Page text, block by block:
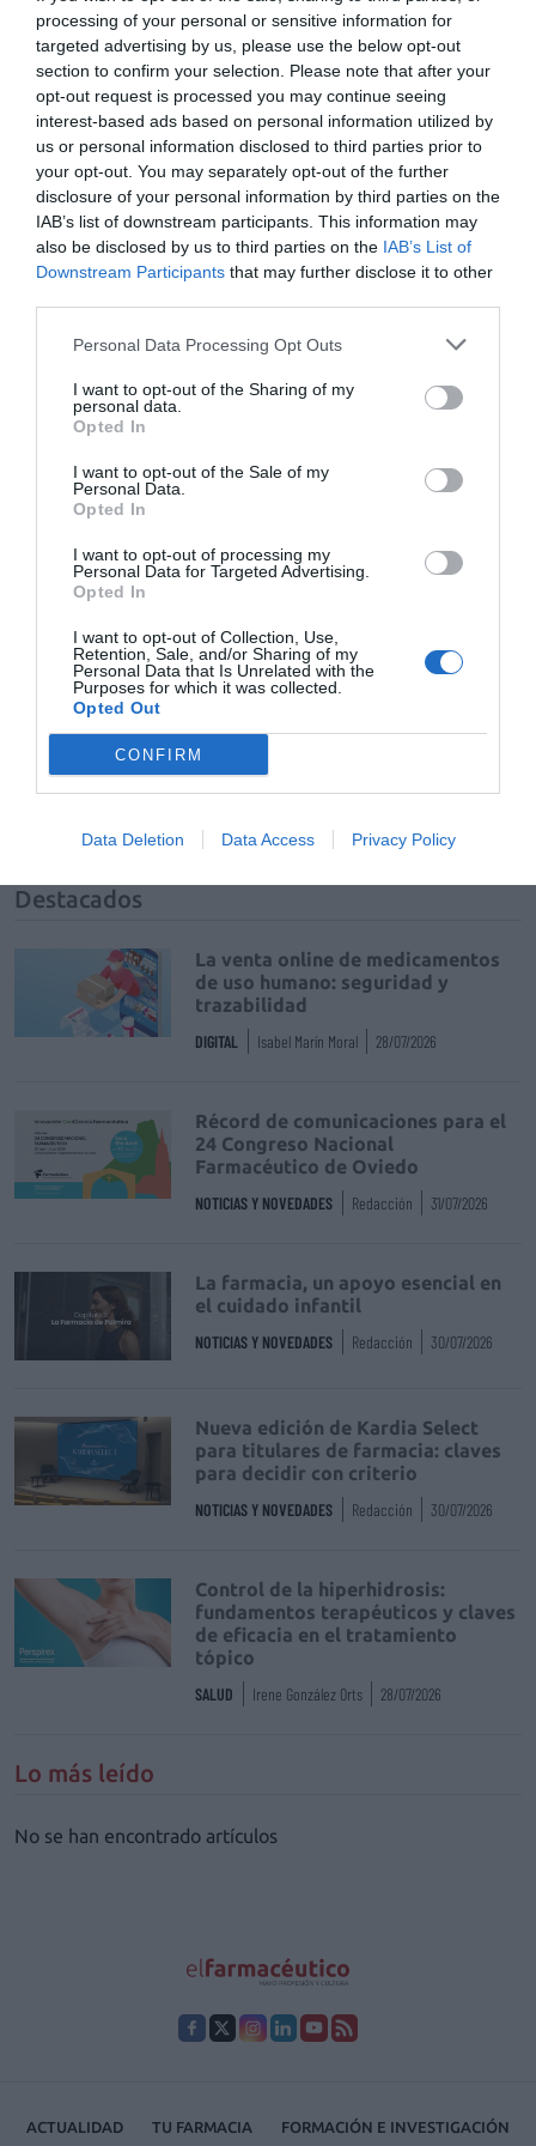
processing of your personal or sensitive information for
targeted advertising by us, please use the below opt-out
section to confirm your selection. Please note that after your
opt-out request is processed you may continue seeing
interest-based ads based on personal information utilized by
us or personal information disclosed to third parties prior to
your opt-out. You may separately opt-out of the further
disclosure of your personal information by third parties on the
IAB’s list of downstream participants. This information may
also be disclosed by us to third parties on the IAB’s List of
Downstream Participants that may further disclose it to other
Personal Data Processing Opt Outs
I want to opt-out of the Sharing of my
personal data.
Opted In
I want to opt-out of the Sale of my
Personal Data.
Opted In
I want to opt-out of processing my
Personal Data for Targeted Advertising.
Opted In
I want to opt-out of Collection, Use,
Retention, Sale, and/or Sharing of my
Personal Data that Is Unrelated with the
Purposes for which it was collected.
Opted Out
CONFIRM
Data Deletion Data Access Privacy Policy
fecha, la planificación dejó de distinguir entre medios
urbanos y rurales. De hecho, este Decreto tuvo
consecuencias muy importantes para el modelo
español. Así que si quieres saber cuáles fueron todas
estas consecuencias, ¡dale al play!
¡En formato podcast!
Añadir El Farmacéuticocomo fuente preferida
Mantente informado con las últimas noticias de actualidad.
ACTIVAR AHORA
Profesión farmacéutica
Otras noticias destacadas
miedo y abandono, sentimientos
comunes en la farmacia rural
Destacados
La venta online de medicamentos
de uso humano: seguridad y
trazabilidad
DIGITAL Isabel Marín Moral 28/07/2026
Récord de comunicaciones para el
24 Congreso Nacional
Farmacéutico de Oviedo
NOTICIAS Y NOVEDADES Redacción 31/07/2026
La farmacia, un apoyo esencial en
el cuidado infantil
NOTICIAS Y NOVEDADES Redacción 30/07/2026
Nueva edición de Kardia Select
para titulares de farmacia: claves
para decidir con criterio
NOTICIAS Y NOVEDADES Redacción 30/07/2026
Control de la hiperhidrosis:
fundamentos terapéuticos y claves
de eficacia en el tratamiento
tópico
SALUD Irene González Orts 28/07/2026
Lo más leído
No se han encontrado artículos
ACTUALIDAD TU FARMACIA FORMACIÓN E INVESTIGACIÓN